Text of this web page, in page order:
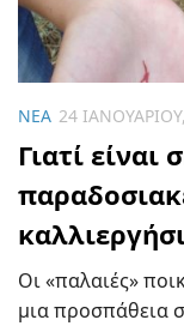
ΝΈΑ 24
Γιατί είναι
Οι «παλαιές»
μια προσπάθεια